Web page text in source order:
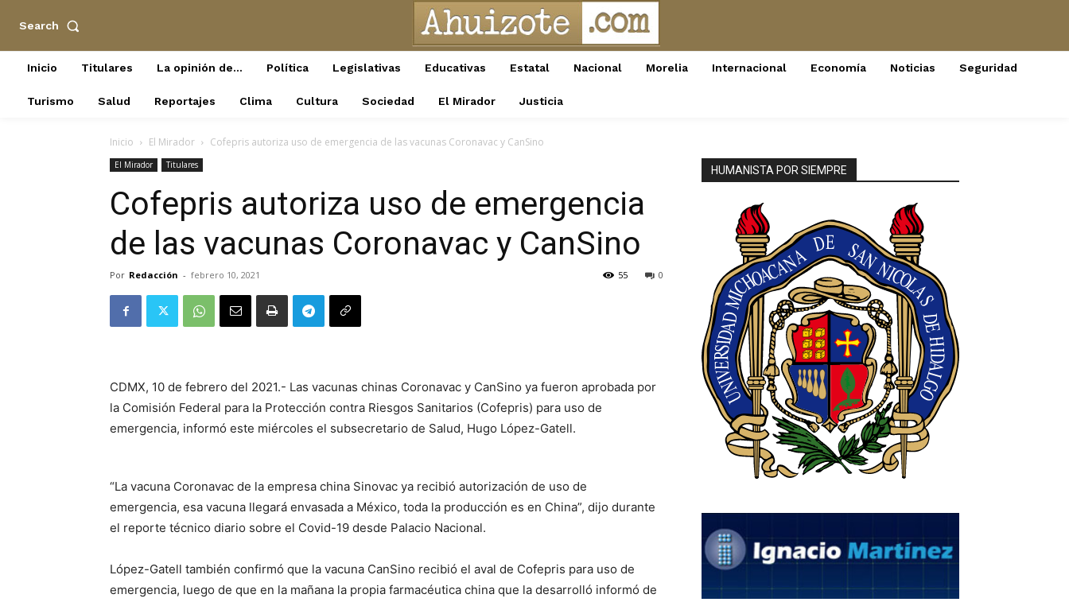
Search
Inicio Titulares La opinión de… Política Legislativas Educativas Estatal Nacional Morelia Internacional Economía Noticias Seguridad
Turismo Salud Reportajes Clima Cultura Sociedad El Mirador Justicia
Inicio El Mirador Cofepris autoriza uso de emergencia de las vacunas Coronavac y CanSino
El Mirador Titulares
Cofepris autoriza uso de emergencia
de las vacunas Coronavac y CanSino
Por Redacción - febrero 10, 2021 0
55
CDMX, 10 de febrero del 2021.- Las vacunas chinas Coronavac y CanSino ya fueron aprobada por
la Comisión Federal para la Protección contra Riesgos Sanitarios (Cofepris) para uso de
emergencia, informó este miércoles el subsecretario de Salud, Hugo López-Gatell.
“La vacuna Coronavac de la empresa china Sinovac ya recibió autorización de uso de
emergencia, esa vacuna llegará envasada a México, toda la producción es en China”, dijo durante
el reporte técnico diario sobre el Covid-19 desde Palacio Nacional.
López-Gatell también confirmó que la vacuna CanSino recibió el aval de Cofepris para uso de
emergencia, luego de que en la mañana la propia farmacéutica china que la desarrolló informó de
HUMANISTA POR SIEMPRE